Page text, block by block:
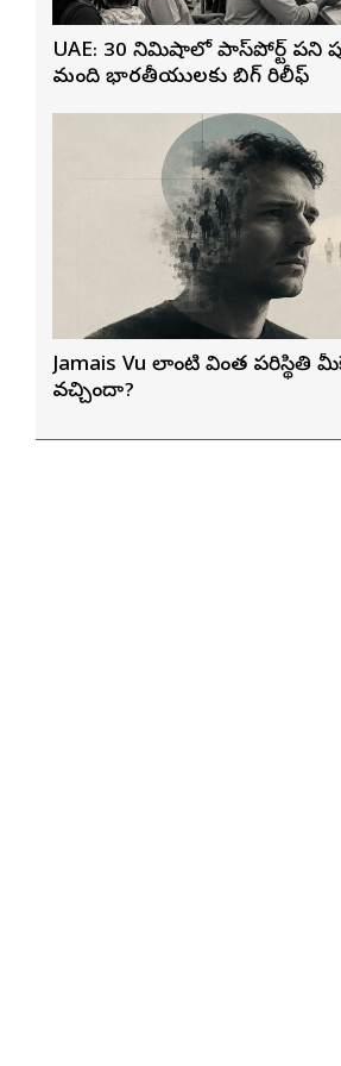
UAE: 30 నిమిషాల్లో పాస్‌పోర్ట్ పని
మంది భారతీయులకు బిగ్ రిలీఫ్
Jamais Vu లాంటి వింత పరిస్థితి
వచ్చిందా?